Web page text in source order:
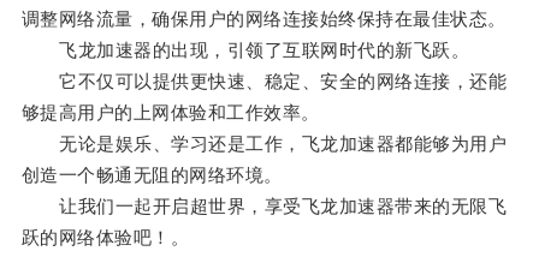
调整网络流量，确保用户的网络连接始终保持在最佳状态。
飞龙加速器的出现，引领了互联网时代的新飞跃。
它不仅可以提供更快速、稳定、安全的网络连接，还能
够提高用户的上网体验和工作效率。
无论是娱乐、学习还是工作，飞龙加速器都能够为用户
创造一个畅通无阻的网络环境。
让我们一起开启超世界，享受飞龙加速器带来的无限飞
跃的网络体验吧！。